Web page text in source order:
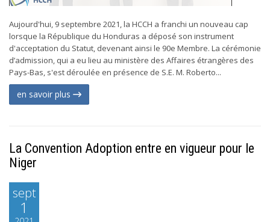
Aujourd'hui, 9 septembre 2021, la HCCH a franchi un nouveau cap
lorsque la République du Honduras a déposé son instrument
d'acceptation du Statut, devenant ainsi le 90e Membre. La cérémonie
d’admission, qui a eu lieu au ministère des Affaires étrangères des
Pays-Bas, s'est déroulée en présence de S.E. M. Roberto...
en savoir plus
La Convention Adoption entre en vigueur pour le
Niger
sept
1